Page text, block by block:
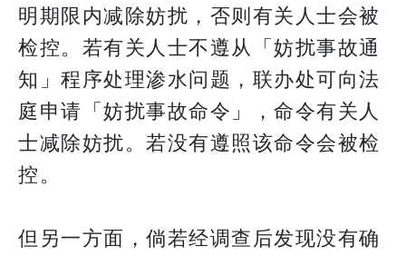
明期限内减除妨扰，否则有关人士会被
检控。若有关人士不遵从「妨扰事故通
知」程序处理渗水问题，联办处可向法
庭申请「妨扰事故命令」，命令有关人
士减除妨扰。若没有遵照该命令会被检
控。
但另一方面，倘若经调查后发现没有确